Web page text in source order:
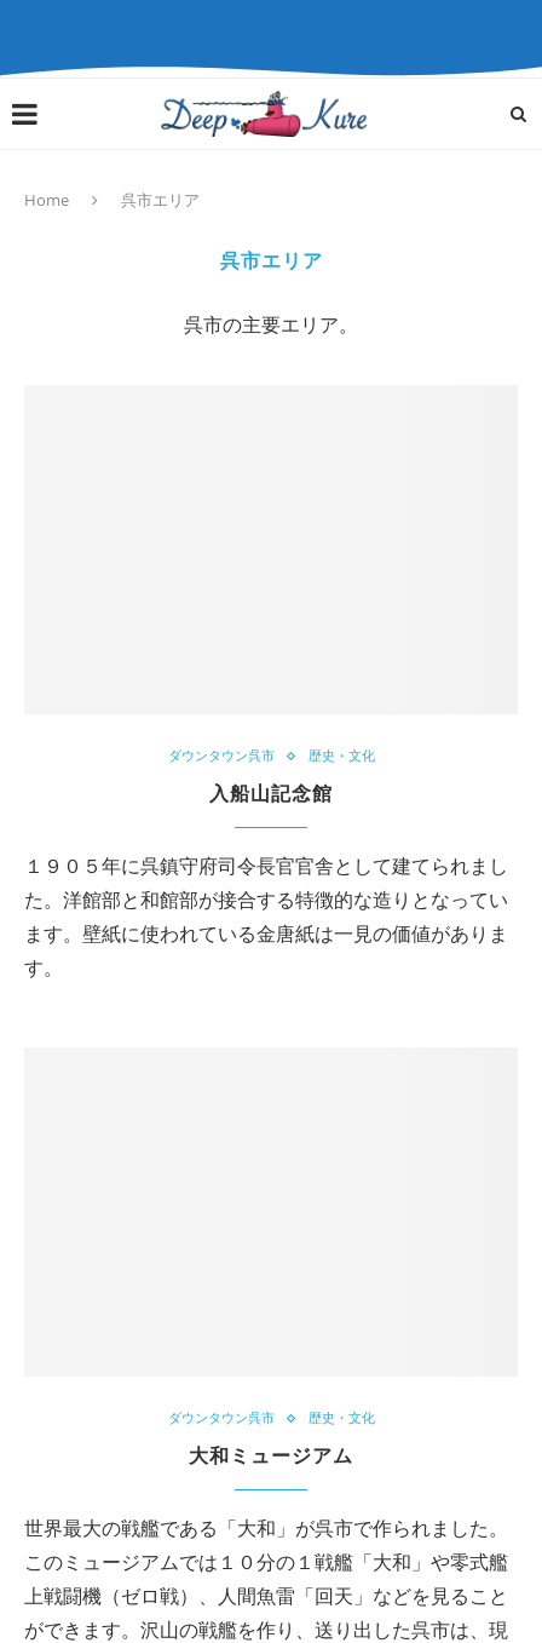
Home 呉市エリア
呉市エリア
呉市の主要エリア。
ダウンタウン呉市 歴史・文化
入船山記念館
１９０５年に呉鎮守府司令長官官舎として建てられまし
た。洋館部と和館部が接合する特徴的な造りとなってい
ます。壁紙に使われている金唐紙は一見の価値がありま
す。
ダウンタウン呉市 歴史・文化
大和ミュージアム
世界最大の戦艦である「大和」が呉市で作られました。
このミュージアムでは１０分の１戦艦「大和」や零式艦
上戦闘機（ゼロ戦）、人間魚雷「回天」などを見ること
ができます。沢山の戦艦を作り、送り出した呉市は、現